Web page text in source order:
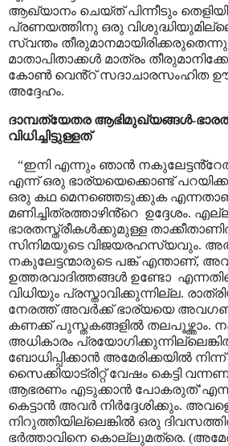
ആഖ്യാനം ചെയ്ത് പിന്നീടും
പ്രണയത്തിനു ഒരു
സ്വന്തം
മാതാപിതാക്കൾ മാത്രം
കോൺ വെൻ്റ് സദാചാരസംഹിത
അദ്ദേഹം.
ദാമ്പത്യേതര ആഭിമുഖ്യങ്ങൾ-
വിധിച്ചിട്ടുള്ളത്
“ഇനി എന്നും ഞാൻ നകുലേട്ടൻ്റേത്
എന്ന് ഒരു ഭാര്യയെക്കൊണ്ട്
ഒരു കഥ മെനഞ്ഞെടുക്കുക
മണിച്ചിത്രത്താഴിൻ്റെ ഉദ്ദേശം.
ഭാരതസ്ത്രീകൾക്കുമുള്ള
സിനിമയുടെ വിജയരഹസ്യവും.
നകുലേട്ടന്മാരുടെ പങ്ക് എന്താണ്,
ഉത്തരവാദിത്തങ്ങൾ ഉണ്ടോ
വിധിയും പ്രസ്താവിക്കുന്നില്ല.
നേരത്ത് അവർക്ക് ഭാര്യയെ
കണക്ക് പുസ്തകങ്ങളിൽ തലപൂഴ്ത്താം.
അധികാരം
ബോധിപ്പിക്കാൻ അമേരിക്കയിൽ
സൈക്കിയാട്രിറ്റ് വേഷം കെട്ടി
ആഭരണം എടുക്കാൻ പോകരുത്’
കെട്ടാൻ അവർ നിർദ്ദേശിക്കും.
നിറുത്തിയില്ലെങ്കിൽ ഒരു
ഭർത്താവിനെ കൊല്ലുമത്രെ.